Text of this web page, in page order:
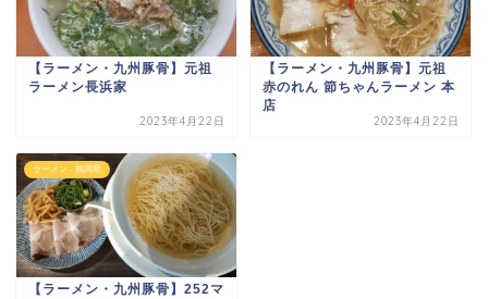
【ラーメン・九州豚骨】元祖
ラーメン長浜家
2023年4月22日
【ラーメン・九州豚骨】元祖
赤のれん 節ちゃんラーメン 本
店
2023年4月22日
ラーメン - 福岡県
【ラーメン・九州豚骨】252マ